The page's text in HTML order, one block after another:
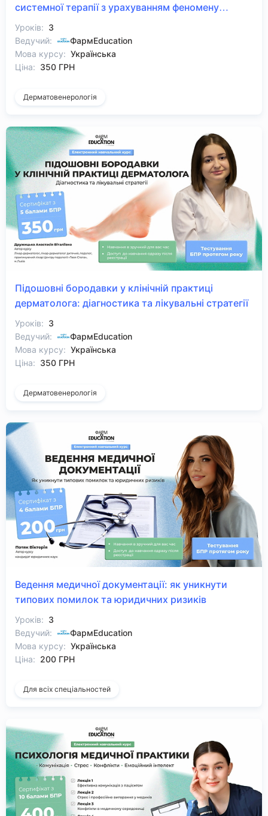
системної терапії з урахуванням феномену
біоплівок
Уроків: 3
Ведучий:
ФармEducation
Мова курсу: Українська
Ціна: 350 ГРН
Дерматовенерологія
Підошовні бородавки у клінічній практиці
дерматолога: діагностика та лікувальні стратегії
Уроків: 3
Ведучий:
ФармEducation
Мова курсу: Українська
Ціна: 350 ГРН
Дерматовенерологія
Ведення медичної документації: як уникнути
типових помилок та юридичних ризиків
Уроків: 3
Ведучий:
ФармEducation
Мова курсу: Українська
Ціна: 200 ГРН
Для всіх спеціальностей